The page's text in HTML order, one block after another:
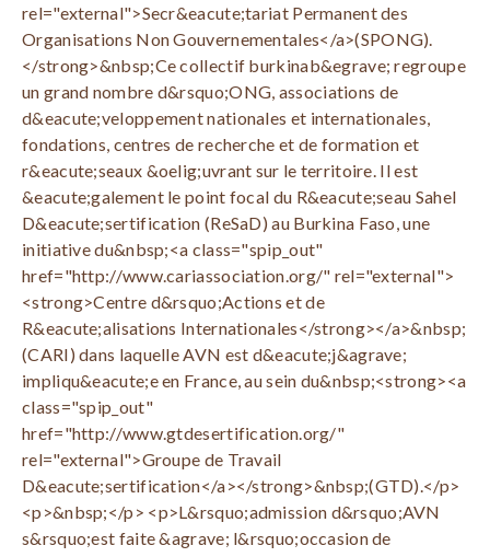
rel="external">Secr&eacute;tariat Permanent des
Organisations Non Gouvernementales</a>(SPONG).
</strong>&nbsp;Ce collectif burkinab&egrave; regroupe
un grand nombre d&rsquo;ONG, associations de
d&eacute;veloppement nationales et internationales,
fondations, centres de recherche et de formation et
r&eacute;seaux &oelig;uvrant sur le territoire. Il est
&eacute;galement le point focal du R&eacute;seau Sahel
D&eacute;sertification (ReSaD) au Burkina Faso, une
initiative du&nbsp;<a class="spip_out"
href="http://www.cariassociation.org/" rel="external">
<strong>Centre d&rsquo;Actions et de
R&eacute;alisations Internationales</strong></a>&nbsp;
(CARI) dans laquelle AVN est d&eacute;j&agrave;
impliqu&eacute;e en France, au sein du&nbsp;<strong><a
class="spip_out"
href="http://www.gtdesertification.org/"
rel="external">Groupe de Travail
D&eacute;sertification</a></strong>&nbsp;(GTD).</p>
<p>&nbsp;</p> <p>L&rsquo;admission d&rsquo;AVN
s&rsquo;est faite &agrave; l&rsquo;occasion de